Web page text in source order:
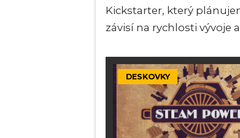
Kickstarter, který
závisí na rychlosti vývoje
DESKOVKY